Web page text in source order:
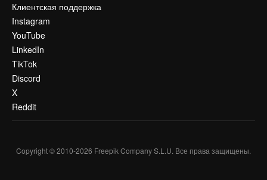
Клиентская поддержка
Instagram
YouTube
LinkedIn
TikTok
Discord
X
Reddit
Copyright © 2010-2026 Freepik Company S.L.U. Все права защищены.